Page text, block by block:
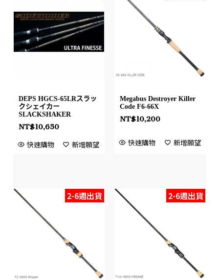
DEPS HGCS-65LRスラッ
クシェイカー
SLACKSHAKER
NT$10,650
快速購物 新增願望
Megabus Destroyer Killer
Code F6-66X
NT$10,200
快速購物 新增願望
2-6週出貨 2-6週出貨